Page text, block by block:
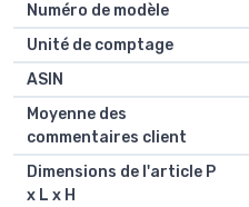
Numéro de modèle
Unité de comptage
ASIN
Moyenne des
commentaires client
Dimensions de l'article P
x L x H